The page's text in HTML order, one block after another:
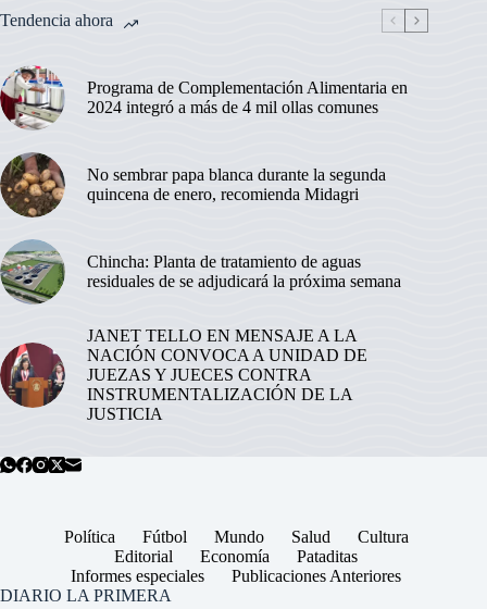
Tendencia ahora
Programa de Complementación Alimentaria en
2024 integró a más de 4 mil ollas comunes
No sembrar papa blanca durante la segunda
quincena de enero, recomienda Midagri
Chincha: Planta de tratamiento de aguas
residuales de se adjudicará la próxima semana
JANET TELLO EN MENSAJE A LA
NACIÓN CONVOCA A UNIDAD DE
JUEZAS Y JUECES CONTRA
INSTRUMENTALIZACIÓN DE LA
JUSTICIA
Política Fútbol Mundo Salud
Cultura
Editorial
Economía
Pataditas
Informes especiales
Publicaciones Anteriores
DIARIO LA PRIMERA